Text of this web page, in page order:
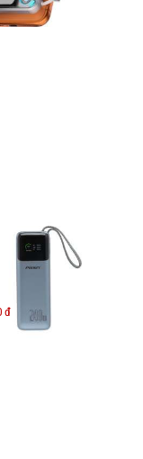
Pisen Bolt 240W
TP-D106
đ